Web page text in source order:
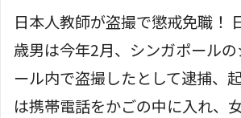
日本人教師が盗撮で懲戒免職！
歳男は今年2月、シンガポール
ール内で盗撮したとして逮捕、
は携帯電話をかごの中に入れ、